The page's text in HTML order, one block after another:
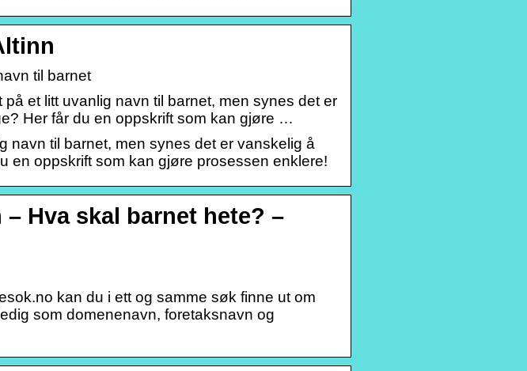
til barnet
et litt uvanlig navn til barnet, men synes det er
Her får du en oppskrift som kan gjøre …
navn til barnet, men synes det er vanskelig å
en oppskrift som kan gjøre prosessen enklere!
Hva skal barnet hete? –
kan du i ett og samme søk finne ut om
som domenenavn, foretaksnavn og